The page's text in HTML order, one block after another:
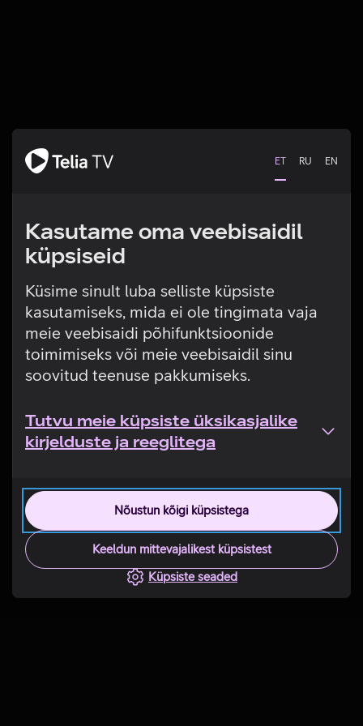
ET RU EN
Kasutame oma veebisaidil
küpsiseid
Küsime sinult luba selliste küpsiste
kasutamiseks, mida ei ole tingimata vaja
meie veebisaidi põhifunktsioonide
toimimiseks või meie veebisaidil sinu
soovitud teenuse pakkumiseks.
Tutvu meie küpsiste üksikasjalike
kirjelduste ja reeglitega
Nõustun kõigi küpsistega
Keeldun mittevajalikest küpsistest
Küpsiste seaded
Tehniline viga